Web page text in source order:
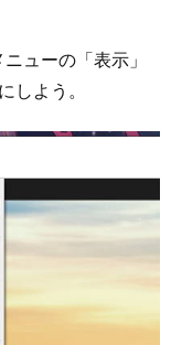
ューの「表示」
しよう。